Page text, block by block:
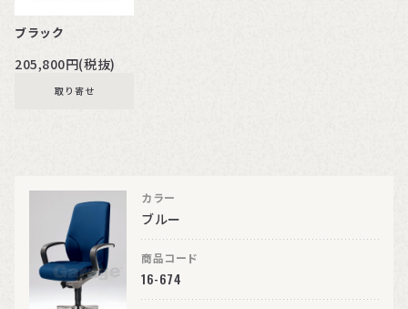
ブラック
205,800円(税抜)
取り寄せ
カラー
ブルー
商品コード
16-674